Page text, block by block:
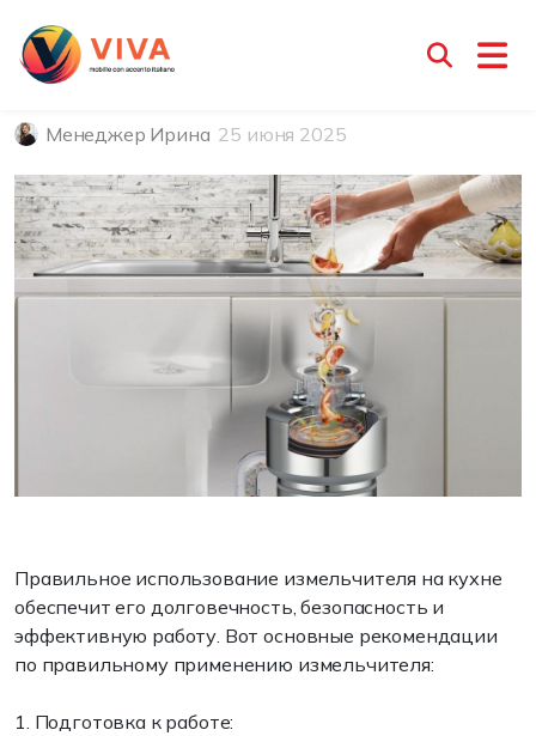
Правильное применение
измельчителя на кухне
Менеджер Ирина 25 июня 2025
Правильное использование измельчителя на кухне
обеспечит его долговечность, безопасность и
эффективную работу. Вот основные рекомендации
по правильному применению измельчителя:
1. Подготовка к работе: